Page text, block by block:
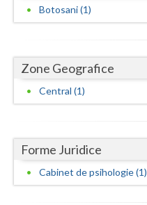
Giurgiu
Gorj
Hunedoara
Ialomita
Botosani (1)
Zone Geografice
Central (1)
Forme Juridice
Cabinet de psihologie (1)